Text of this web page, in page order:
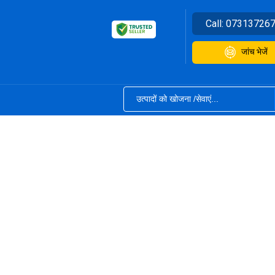
Call:
जांच भेजें